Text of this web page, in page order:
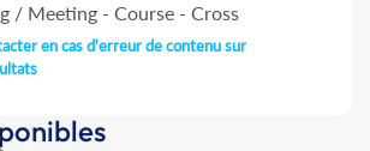
/ Meeting - Course - Cross
en cas d'erreur de contenu sur